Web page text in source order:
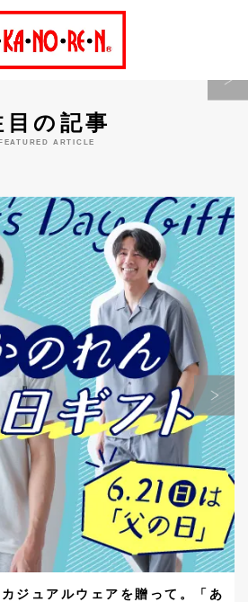
目の記事
ARTICLE
ジュアルウェアを贈って。「あ